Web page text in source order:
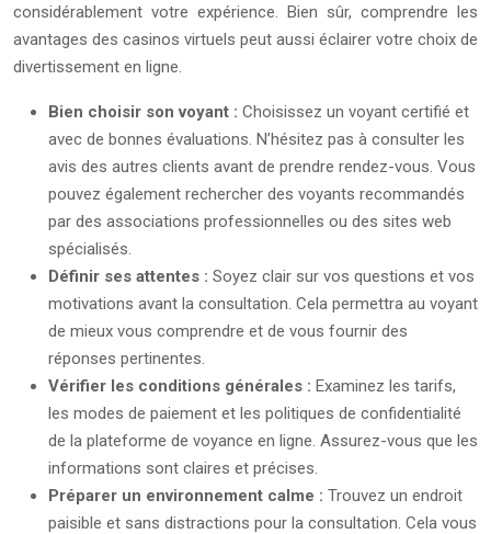
considérablement votre expérience. Bien sûr, comprendre les
avantages des casinos virtuels peut aussi éclairer votre choix de
divertissement en ligne.
Bien choisir son voyant : Choisissez un voyant certifié et
avec de bonnes évaluations. N’hésitez pas à consulter les
avis des autres clients avant de prendre rendez-vous. Vous
pouvez également rechercher des voyants recommandés
par des associations professionnelles ou des sites web
spécialisés.
Définir ses attentes : Soyez clair sur vos questions et vos
motivations avant la consultation. Cela permettra au voyant
de mieux vous comprendre et de vous fournir des
réponses pertinentes.
Vérifier les conditions générales : Examinez les tarifs,
les modes de paiement et les politiques de confidentialité
de la plateforme de voyance en ligne. Assurez-vous que les
informations sont claires et précises.
Préparer un environnement calme : Trouvez un endroit
paisible et sans distractions pour la consultation. Cela vous